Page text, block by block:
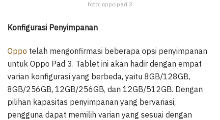
foto: oppo pad 3
Konfigurasi Penyimpanan
Oppo telah mengonfirmasi beberapa opsi penyimpanan
untuk Oppo Pad 3. Tablet ini akan hadir dengan empat
varian konfigurasi yang berbeda, yaitu 8GB/128GB,
8GB/256GB, 12GB/256GB, dan 12GB/512GB. Dengan
pilihan kapasitas penyimpanan yang bervariasi,
pengguna dapat memilih varian yang sesuai dengan